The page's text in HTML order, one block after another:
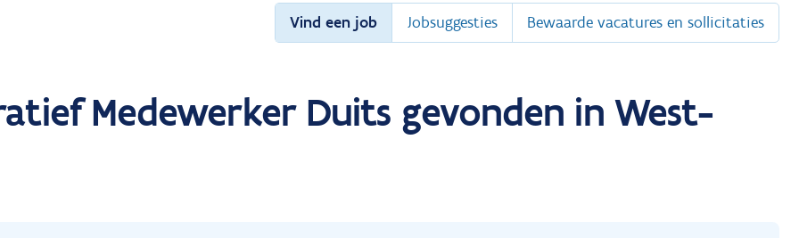
Vind een job Jobsuggesties Bewaarde vacatures en sollicitaties
Medewerker Duits gevonden in West-